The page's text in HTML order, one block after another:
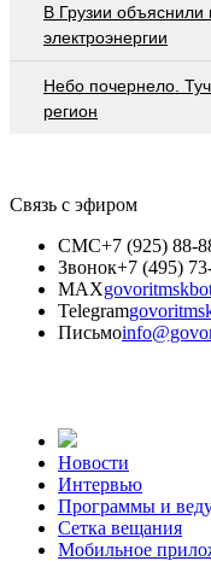
В Грузии
электроэнергии
Небо почернело.
регион
Связь с эфиром
СМС+7 (925) 88-
Звонок+7 (495)
MAX
Telegram
Письмо
Новости
Интервью
Программы и
Сетка вещания
Мобильное